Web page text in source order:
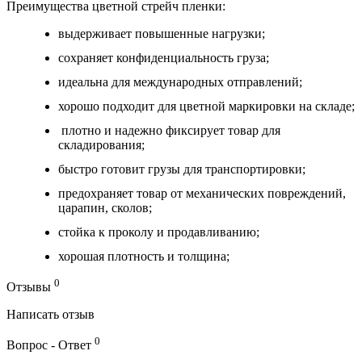
Преимущества цветной стрейч пленки:
выдерживает повышенные нагрузки;
сохраняет конфиденциальность груза;
идеальна для международных отправлений;
хорошо подходит для цветной маркировки на складе;
плотно и надежно фиксирует товар для
складирования;
быстро готовит грузы для транспортировки;
предохраняет товар от механических повреждений,
царапин, сколов;
стойка к проколу и продавливанию;
хорошая плотность и толщина;
Отзывы 0
Написать отзыв
Вопрос - Ответ 0